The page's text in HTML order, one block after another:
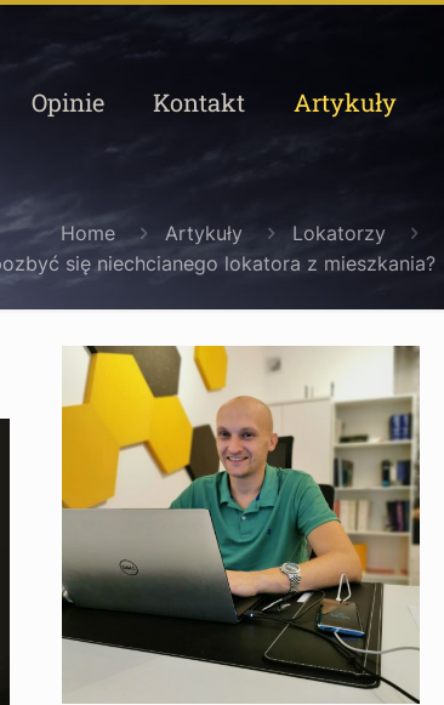
Opinie Kontakt Artykuły
Home Artykuły
Lokatorzy
się niechcianego lokatora z mieszkania?